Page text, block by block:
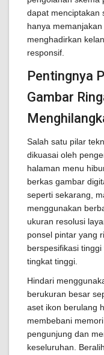
dapat menciptakan
hanya
menghadirkan
responsif.
Pentingnya
Gambar
Salah satu pilar
dikuasai oleh
halaman menu
berkas gambar
seperti sekarang,
menggunakan
ukuran resolusi
ponsel pintar yang
berspesifikasi
tingkat tinggi.
Hindari
berukuran besar
aset ikon berulang
membebani
pengunjung dan
keseluruhan.